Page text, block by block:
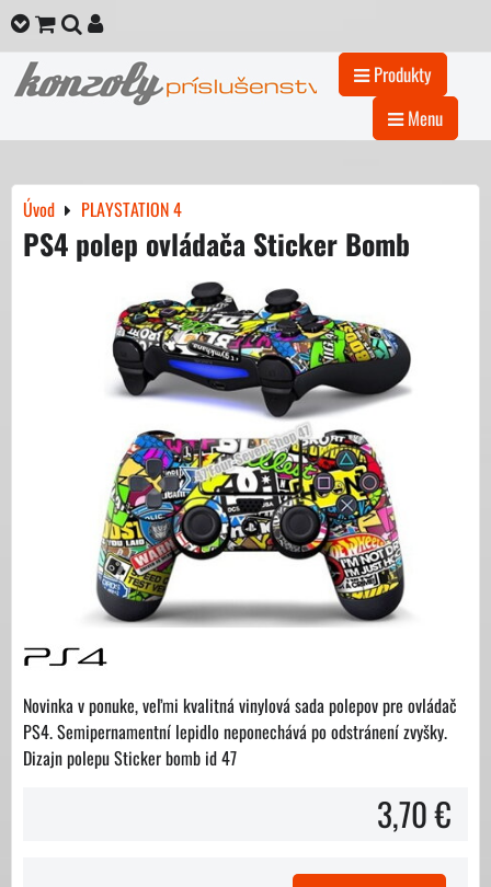
Produkty
Menu
Úvod PLAYSTATION 4
PS4 polep ovládača Sticker Bomb
Novinka v ponuke, veľmi kvalitná vinylová sada polepov pre ovládač
PS4. Semipernamentní lepidlo neponechává po odstránení zvyšky.
Dizajn polepu Sticker bomb id 47
3,70 €